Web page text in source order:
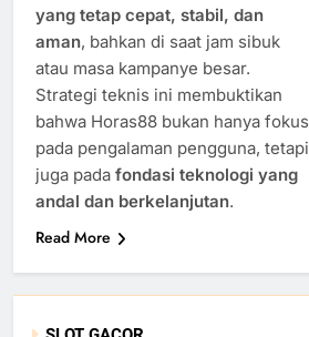
yang tetap cepat, stabil, dan
aman, bahkan di saat jam sibuk
atau masa kampanye besar.
Strategi teknis ini membuktikan
bahwa Horas88 bukan hanya fokus
pada pengalaman pengguna, tetapi
juga pada fondasi teknologi yang
andal dan berkelanjutan.
Read More